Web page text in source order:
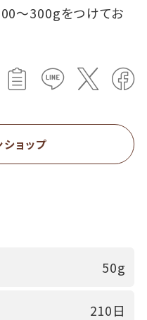
～300gをつけてお
ョップ
50g
210日